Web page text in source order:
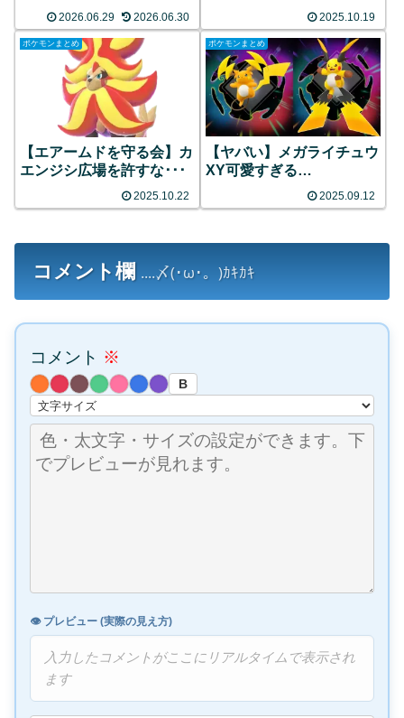
2026.06.29 2026.06.30 2025.10.19
ポケモンまとめ
【エアームドを守る会】カ
エンジシ広場を許すな･･･
2025.10.22
ポケモンまとめ
【ヤバい】メガライチュウ
XY可愛すぎる…
2025.09.12
コメント欄 ....〆(･ω･。)ｶｷｶｷ
コメント ※
B
👁️ プレビュー (実際の見え方)
入力したコメントがここにリアルタイムで表示され
ます